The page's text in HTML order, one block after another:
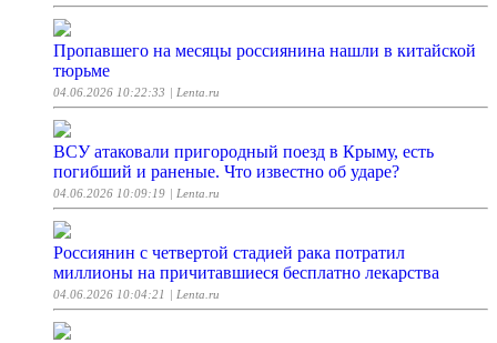
Пропавшего на месяцы россиянина нашли в китайской
тюрьме
04.06.2026 10:22:33 | Lenta.ru
ВСУ атаковали пригородный поезд в Крыму, есть
погибший и раненые. Что известно об ударе?
04.06.2026 10:09:19 | Lenta.ru
Россиянин с четвертой стадией рака потратил
миллионы на причитавшиеся бесплатно лекарства
04.06.2026 10:04:21 | Lenta.ru